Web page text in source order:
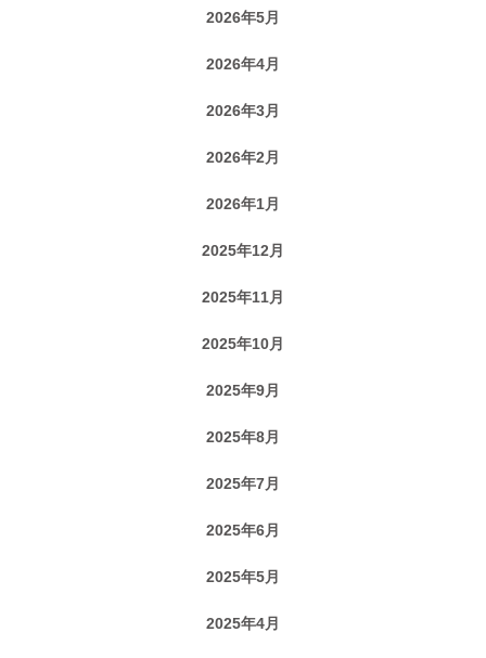
2026年5月
2026年4月
2026年3月
2026年2月
2026年1月
2025年12月
2025年11月
2025年10月
2025年9月
2025年8月
2025年7月
2025年6月
2025年5月
2025年4月